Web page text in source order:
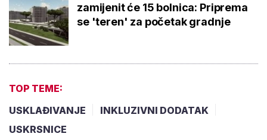
zamijenit će 15 bolnica: Priprema
se 'teren' za početak gradnje
TOP TEME:
USKLAĐIVANJE
INKLUZIVNI DODATAK
USKRSNICE